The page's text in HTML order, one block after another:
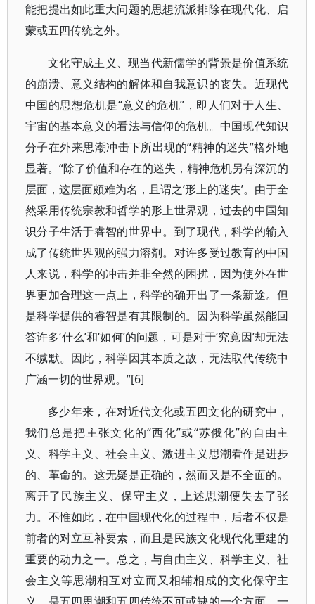
能把提出如此重大问题的思想流派排除在现代化、启
蒙或五四传统之外。
文化守成主义、现当代新儒学的背景是价值系统
的崩溃、意义结构的解体和自我意识的丧失。近现代
中国的思想危机是“意义的危机”，即人们对于人生、
宇宙的基本意义的看法与信仰的危机。中国现代知识
分子在外来思潮冲击下所出现的“精神的迷失”格外地
显著。“除了价值和存在的迷失，精神危机另有深沉的
层面，这层面颇难为名，且谓之‘形上的迷失’。由于全
然采用传统宗教和哲学的形上世界观，过去的中国知
识分子生活于睿智的世界中。到了现代，科学的输入
成了传统世界观的强力溶剂。对许多受过教育的中国
人来说，科学的冲击并非全然的困扰，因为使外在世
界更加合理这一点上，科学的确开出了一条新途。但
是科学提供的睿智是有其限制的。因为科学虽然能回
答许多‘什么’和‘如何’的问题，可是对于‘究竟因’却无法
不缄默。因此，科学因其本质之故，无法取代传统中
广涵一切的世界观。”[6]
多少年来，在对近代文化或五四文化的研究中，
我们总是把主张文化的“西化”或“苏俄化”的自由主
义、科学主义、社会主义、激进主义思潮看作是进步
的、革命的。这无疑是正确的，然而又是不全面的。
离开了民族主义、保守主义，上述思潮便失去了张
力。不惟如此，在中国现代化的过程中，后者不仅是
前者的对立互补要素，而且是民族文化现代化重建的
重要的动力之一。总之，与自由主义、科学主义、社
会主义等思潮相互对立而又相辅相成的文化保守主